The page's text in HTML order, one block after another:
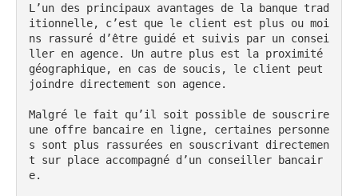
L’un des principaux avantages de la banque trad
itionnelle, c’est que le client est plus ou moi
ns rassuré d’être guidé et suivis par un consei
ller en agence. Un autre plus est la proximité
géographique, en cas de soucis, le client peut
joindre directement son agence.
Malgré le fait qu’il soit possible de souscrire
une offre bancaire en ligne, certaines personne
s sont plus rassurées en souscrivant directemen
t sur place accompagné d’un conseiller bancair
e.